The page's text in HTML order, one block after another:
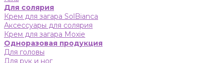
Для солярия
Крем для загара SolBianca
Аксессуары для солярия
Крем для загара Moxie
Одноразовая продукция
Для головы
Для рук и ног